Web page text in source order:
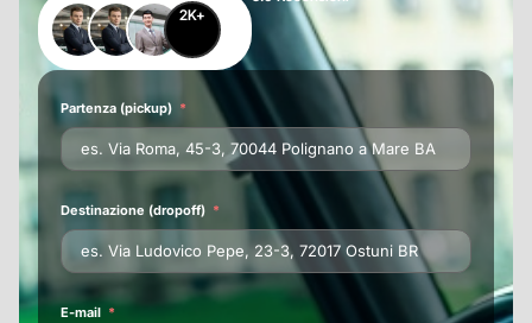
2K+
Partenza (pickup)
Destinazione (dropoff)
E-mail